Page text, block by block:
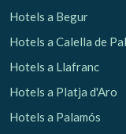
Hotels a Begur
Hotels a Calella de
Hotels a Llafranc
Hotels a Platja d'Aro
Hotels a Palamós
navegador podent,
compte que
Analítiques i
Permeten fer el